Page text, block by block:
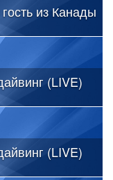
из Канады
(LIVE)
(LIVE)